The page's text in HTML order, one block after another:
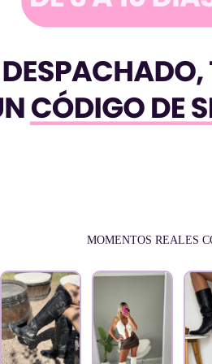
MOMENTOS REALES